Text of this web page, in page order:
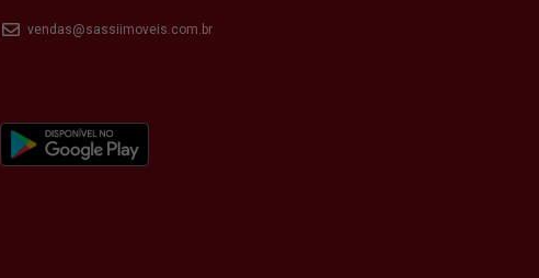
vendas@sassiimoveis.com.br